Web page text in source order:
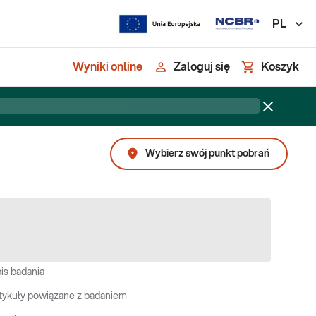
PL
Wyniki online Zaloguj się Koszyk
Wybierz swój punkt pobrań
badania
powiązane z badaniem